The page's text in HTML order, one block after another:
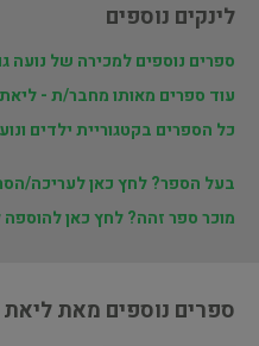
לינקים נוספים
ספרים נוספים למכירה של ‫נועה גולן‬‎ (5 כותרים)
עוד ספרים מאותו מחבר/ת - ליאת רוטנר
כל הספרים בקטגוריית ילדים ונוער (13,158
בעל הספר? לחץ כאן לעריכה/
מוכר ספר זהה? לחץ כאן
ספרים נוספים מאת ליאת